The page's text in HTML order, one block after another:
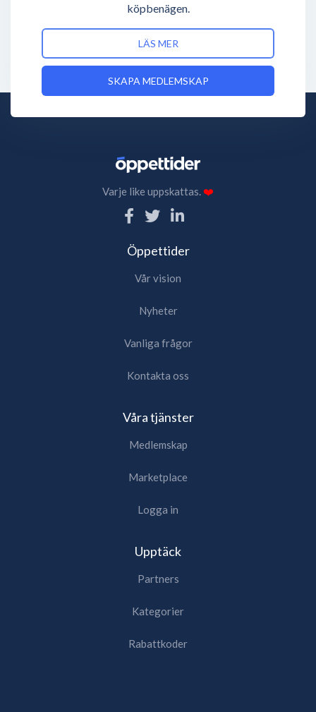
köpbenägen.
LÄS MER
SKAPA MEDLEMSKAP
Varje like uppskattas.❤️
Öppettider
Vår vision
Nyheter
Vanliga frågor
Kontakta oss
Våra tjänster
Medlemskap
Marketplace
Logga in
Upptäck
Partners
Kategorier
Rabattkoder